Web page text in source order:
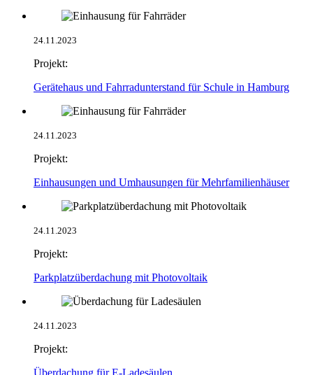
24.11.2023
Projekt:
Gerätehaus und Fahrradunterstand für Schule in Hamburg
24.11.2023
Projekt:
Einhausungen und Umhausungen für Mehrfamilienhäuser
24.11.2023
Projekt:
Parkplatzüberdachung mit Photovoltaik
24.11.2023
Projekt: